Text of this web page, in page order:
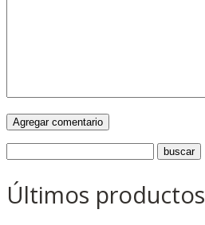
Últimos productos